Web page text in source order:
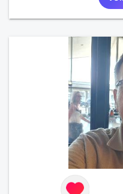
et finalement prendre
de tout dire en
d'informations. A